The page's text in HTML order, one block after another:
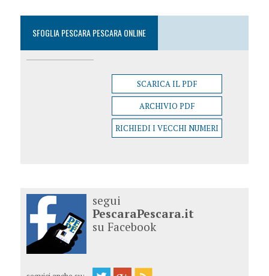
SFOGLIA PESCARA PESCARA ONLINE
SCARICA IL PDF
ARCHIVIO PDF
RICHIEDI I VECCHI NUMERI
segui
PescaraPescara.it
su Facebook